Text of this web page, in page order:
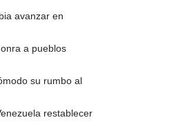
avanzar en
a pueblos
su rumbo al
restablecer